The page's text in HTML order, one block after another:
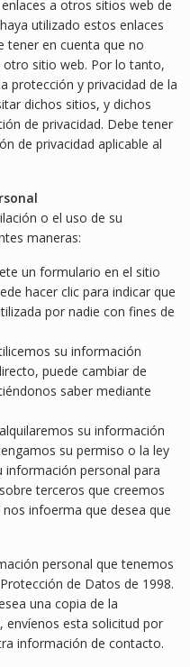
a otros sitios web de
utilizado estos enlaces
tener en cuenta que no
sitio web. Por lo tanto,
protección y privacidad de la
dichos sitios, y dichos
de privacidad. Debe tener
de privacidad aplicable al
o el uso de su
maneras:
un formulario en el sitio
hacer clic para indicar que
por nadie con fines de
su información
puede cambiar de
saber mediante
su información
su permiso o la ley
información personal para
terceros que creemos
infoerma que desea que
personal que tenemos
de Datos de 1998.
una copia de la
envíenos esta solicitud por
información de contacto.